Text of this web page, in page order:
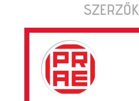
SZERZŐK